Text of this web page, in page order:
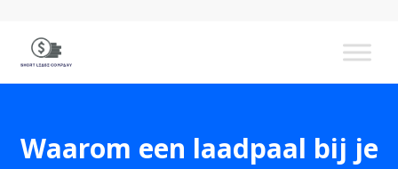
Waarom een laadpaal bij je